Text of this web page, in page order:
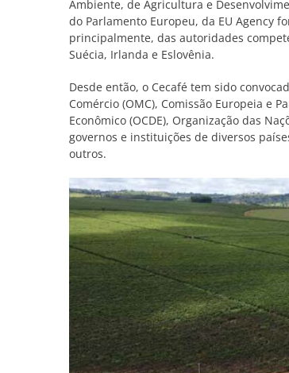
Ambiente, de Agricultura e
do Parlamento Europeu, da EU Agency
principalmente, das autoridades
Suécia, Irlanda e Eslovênia.
Desde então, o Cecafé tem sido
Comércio (OMC), Comissão Europeia e
Econômico (OCDE), Organização das
governos e instituições de diversos
outros.